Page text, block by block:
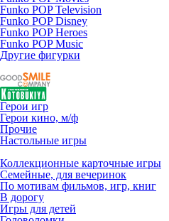
Funko POP Television
Funko POP Disney
Funko POP Heroes
Funko POP Music
Другие фигурки
Герои игр
Герои кино, м/ф
Прочие
Настольные игры
Коллекционные карточные игры
Семейные, для вечеринок
По мотивам фильмов, игр, книг
В дорогу
Игры для детей